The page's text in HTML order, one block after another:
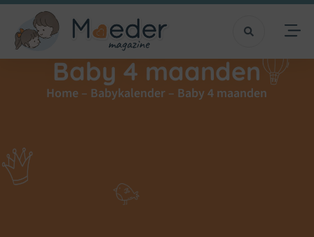
Baby 4 maanden
Home – Babykalender – Baby 4 maanden